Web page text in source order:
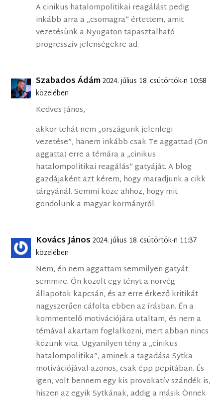
A cinikus hatalompolitikai reagálást pedig
inkább arra a „csomagra” értettem, amit
vezetésünk a Nyugaton tapasztalható
progresszív jelenségekre ad.
Szabados Ádám2024. július 18. csütörtök-n 10:58
közelében
Kedves János,
akkor tehát nem „országunk jelenlegi
vezetése”, hanem inkább csak Te aggattad (Ön
aggatta) erre a témára a „cinikus
hatalompolitikai reagálás” gatyáját. A blog
gazdájaként azt kérem, hogy maradjunk a cikk
tárgyánál. Semmi köze ahhoz, hogy mit
gondolunk a magyar kormányról.
Kovács János 2024. július 18. csütörtök-n 11:37
közelében
Nem, én nem aggattam semmilyen gatyát
semmire. Ön közölt egy tényt a norvég
állapotok kapcsán, és az erre érkező kritikát
nagyszerűen cáfolta ebben az írásban. Én a
kommentelő motivációjára utaltam, és nem a
témával akartam foglalkozni, mert abban nincs
közünk vita. Ugyanilyen tény a „cinikus
hatalompolitika”, aminek a tagadása Sytka
motivációjával azonos, csak épp pepitában. És
igen, volt bennem egy kis provokatív szándék is,
hiszen az egyik Sytkának, addig a másik Önnek